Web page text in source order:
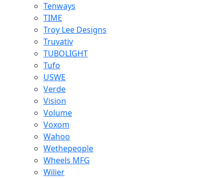
Tenways
TIME
Troy Lee Designs
Truvativ
TUBOLIGHT
Tufo
USWE
Verde
Vision
Volume
Voxom
Wahoo
Wethepeople
Wheels MFG
Wilier